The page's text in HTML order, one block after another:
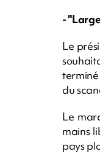
-
Le
du
Le
mains
pays